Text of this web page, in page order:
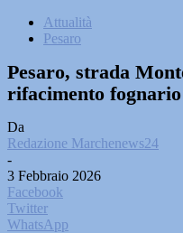
Attualità
Pesaro
Pesaro, strada
rifacimento fognario
Da
Redazione Marchenews24
-
3 Febbraio 2026
Facebook
Twitter
WhatsApp